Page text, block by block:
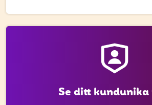
Se ditt kundunika